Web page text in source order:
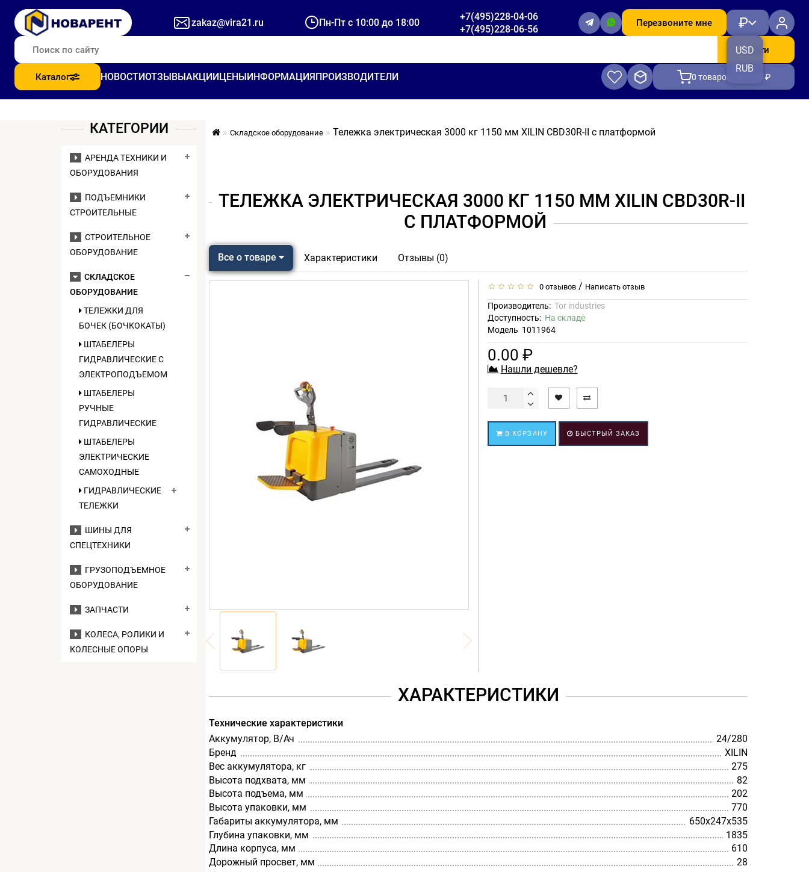
zakaz@vira21.ru Пн-Пт с 10:00 до 18:00
+7(495)228-04-06
+7(495)228-06-56
Перезвоните мне ₽
USD
RUB
Найти
Каталог НОВОСТИОТЗЫВЫАКЦИИЦЕНЫИНФОРМАЦИЯПРОИЗВОДИТЕЛИ 0 товаров, на 0.00 ₽
КАТЕГОРИИ
АРЕНДА ТЕХНИКИ И
ОБОРУДОВАНИЯ
ПОДЪЕМНИКИ
СТРОИТЕЛЬНЫЕ
СТРОИТЕЛЬНОЕ
ОБОРУДОВАНИЕ
СКЛАДСКОЕ
ОБОРУДОВАНИЕ
ТЕЛЕЖКИ ДЛЯ
БОЧЕК (БОЧКОКАТЫ)
ШТАБЕЛЕРЫ
ГИДРАВЛИЧЕСКИЕ C
ЭЛЕКТРОПОДЪЕМОМ
ШТАБЕЛЕРЫ
РУЧНЫЕ
ГИДРАВЛИЧЕСКИЕ
ШТАБЕЛЕРЫ
ЭЛЕКТРИЧЕСКИЕ
САМОХОДНЫЕ
ГИДРАВЛИЧЕСКИЕ
ТЕЛЕЖКИ
ШИНЫ ДЛЯ
СПЕЦТЕХНИКИ
ГРУЗОПОДЪЕМНОЕ
ОБОРУДОВАНИЕ
ЗАПЧАСТИ
КОЛЕСА, РОЛИКИ И
КОЛЕСНЫЕ ОПОРЫ
Складское оборудование Тележка электрическая 3000 кг 1150 мм XILIN CBD30R-II с платформой
ТЕЛЕЖКА ЭЛЕКТРИЧЕСКАЯ 3000 КГ 1150 ММ XILIN CBD30R-II
С ПЛАТФОРМОЙ
Все о товаре Характеристики Отзывы (0)
0 отзывов / Написать отзыв
Производитель: Tor industries
Доступность: На складе
Модель 1011964
0.00 ₽
Нашли дешевле?
В КОРЗИНУ БЫСТРЫЙ ЗАКАЗ
ХАРАКТЕРИСТИКИ
Технические характеристики
Аккумулятор, В/Ач
24/280
Бренд
XILIN
Вес аккумулятора, кг
275
Высота подхвата, мм
82
Высота подъема, мм
202
Высота упаковки, мм
770
Габариты аккумулятора, мм
650х247х535
Глубина упаковки, мм
1835
Длина корпуса, мм
610
Дорожный просвет, мм
28